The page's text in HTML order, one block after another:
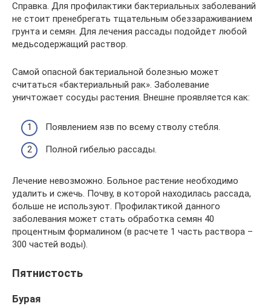
Справка. Для профилактики бактериальных заболеваний
не стоит пренебрегать тщательным обеззараживанием
грунта и семян. Для лечения рассады подойдет любой
медьсодержащий раствор.
Самой опасной бактериальной болезнью может
считаться «бактериальный рак». Заболевание
уничтожает сосуды растения. Внешне проявляется как:
Появлением язв по всему стволу стебля.
Полной гибелью рассады.
Лечение невозможно. Больное растение необходимо
удалить и сжечь. Почву, в которой находилась рассада,
больше не используют. Профилактикой данного
заболевания может стать обработка семян 40
процентным формалином (в расчете 1 часть раствора –
300 частей воды).
Пятнистость
Бурая